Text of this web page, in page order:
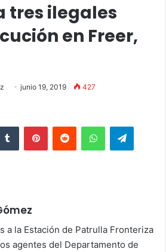
tres ilegales
en Freer,
junio 19, 2019 427
Tumblr PinterestReddit WhatsApp
a la Estación de Patrulla Fronteriza
agentes del Departamento de